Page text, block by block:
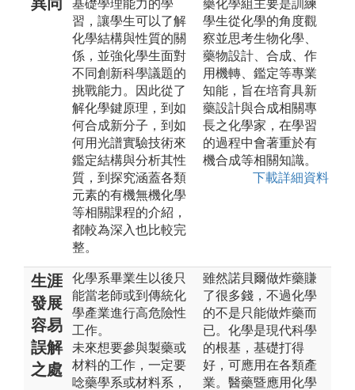
基礎學理能力的學
習，讓學生可以了解
化學結構與性質的關
係，並強化學生面對
不同創新科學議題的
挑戰能力。因此從了
解化學鍵原理，到如
何合成新分子，到如
何用光譜實驗技術來
鑑定結構與分析其性
質，到探究涵蓋各類
元素的有機無機化學
等相關課程的介紹，
都較為深入也比較完
整。
藥化學組主要是訓練
學生從化學的角度觀
察並思考生物化學、
藥物設計、合成、作
用機轉、鑑定等專業
知能，旨在培育具新
藥設計與合成相關專
長之化學家，在學習
的過程中會著重於有
機合成等相關知識。
下載詳細資料
生涯
發展
容易
誤解
之處
化學系畢業生以後只
能當老師或到傳統化
學產業進行高危險性
工作。
未來想要參與製藥或
材料的工作，一定要
唸藥學系或材料系，
雖然諾貝爾做炸藥賺
了很多錢，不過化學
的不是只能做炸藥而
已。化學是現代科學
的根基，基礎打得
好，可應用在各類產
業。醫藥暨應用化學